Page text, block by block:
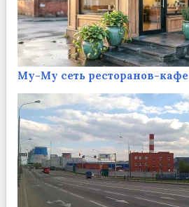
Му-Му сеть ресторанов-кафе